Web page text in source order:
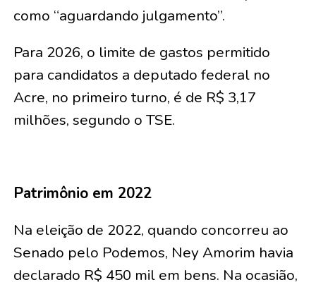
como “aguardando julgamento”.
Para 2026, o limite de gastos permitido
para candidatos a deputado federal no
Acre, no primeiro turno, é de R$ 3,17
milhões, segundo o TSE.
Patrimônio em 2022
Na eleição de 2022, quando concorreu ao
Senado pelo Podemos, Ney Amorim havia
declarado R$ 450 mil em bens. Na ocasião,